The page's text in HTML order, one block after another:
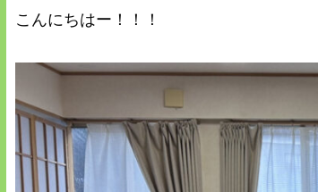
こんにちはー！！！